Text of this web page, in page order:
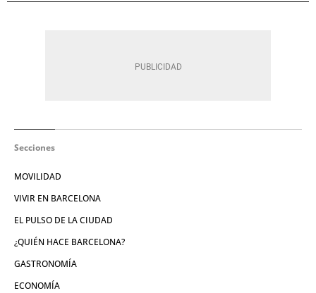
Secciones
MOVILIDAD
VIVIR EN BARCELONA
EL PULSO DE LA CIUDAD
¿QUIÉN HACE BARCELONA?
GASTRONOMÍA
ECONOMÍA